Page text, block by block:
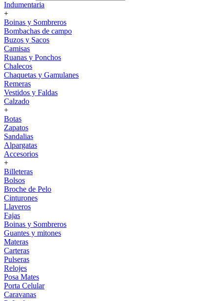
Indumentaria
+
Boinas y Sombreros
Bombachas de campo
Buzos y Sacos
Camisas
Ruanas y Ponchos
Chalecos
Chaquetas y Gamulanes
Remeras
Vestidos y Faldas
Calzado
+
Botas
Zapatos
Sandalias
Alpargatas
Accesorios
+
Billeteras
Bolsos
Broche de Pelo
Cinturones
Llaveros
Fajas
Boinas y Sombreros
Guantes y mitones
Materas
Carteras
Pulseras
Relojes
Posa Mates
Porta Celular
Caravanas